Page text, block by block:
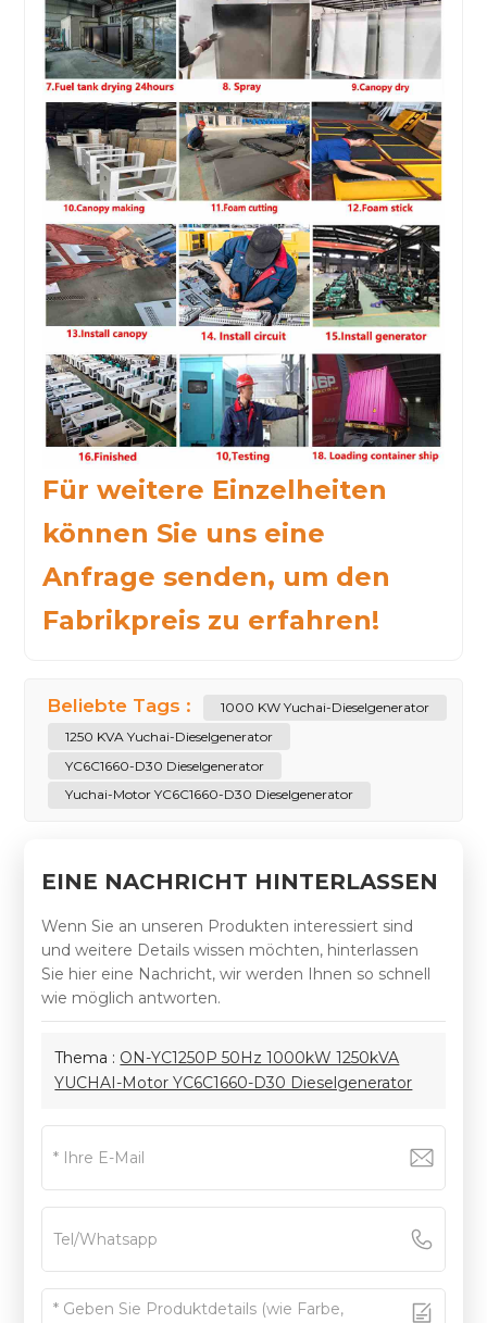
Für weitere Einzelheiten
können Sie uns eine
Anfrage senden, um den
Fabrikpreis zu erfahren!
Beliebte Tags :
1000 KW Yuchai-Dieselgenerator
1250 KVA Yuchai-Dieselgenerator
YC6C1660-D30 Dieselgenerator
Yuchai-Motor YC6C1660-D30 Dieselgenerator
EINE NACHRICHT HINTERLASSEN
Wenn Sie an unseren Produkten interessiert sind
und weitere Details wissen möchten, hinterlassen
Sie hier eine Nachricht, wir werden Ihnen so schnell
wie möglich antworten.
Thema : ON-YC1250P 50Hz 1000kW 1250kVA
YUCHAI-Motor YC6C1660-D30 Dieselgenerator